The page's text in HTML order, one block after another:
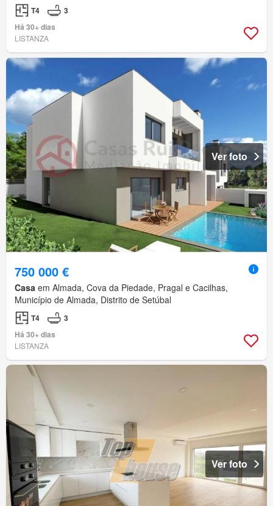
T4
3
Há 30+ dias
LISTANZA
Ver foto
750 000 €
Casa em Almada, Cova da Piedade, Pragal e Cacilhas,
Município de Almada, Distrito de Setúbal
T4
3
Há 30+ dias
LISTANZA
Ver foto